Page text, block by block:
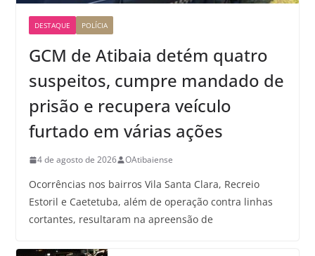
DESTAQUE POLÍCIA
GCM de Atibaia detém quatro
suspeitos, cumpre mandado de
prisão e recupera veículo
furtado em várias ações
4 de agosto de 2026 OAtibaiense
Ocorrências nos bairros Vila Santa Clara, Recreio
Estoril e Caetetuba, além de operação contra linhas
cortantes, resultaram na apreensão de